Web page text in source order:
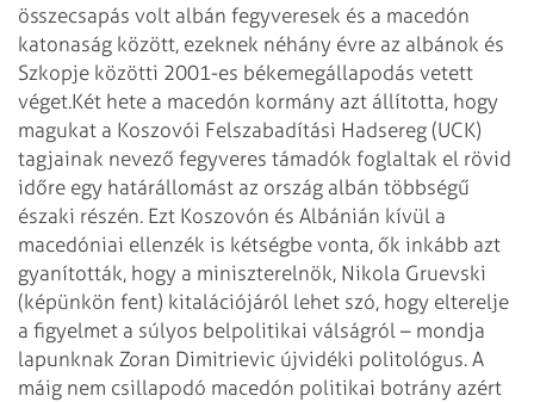
összecsapás volt albán fegyveresek és a macedón
katonaság között, ezeknek néhány évre az albánok és
Szkopje közötti 2001-es békemegállapodás vetett
véget.Két hete a macedón kormány azt állította, hogy
magukat a Koszovói Felszabadítási Hadsereg (UCK)
tagjainak nevező fegyveres támadók foglaltak el rövid
időre egy határállomást az ország albán többségű
északi részén. Ezt Koszovón és Albánián kívül a
macedóniai ellenzék is kétségbe vonta, ők inkább azt
gyanították, hogy a miniszterelnök, Nikola Gruevski
(képünkön fent) kitalációjáról lehet szó, hogy elterelje
a figyelmet a súlyos belpolitikai válságról – mondja
lapunknak Zoran Dimitrievic újvidéki politológus. A
máig nem csillapodó macedón politikai botrány azért